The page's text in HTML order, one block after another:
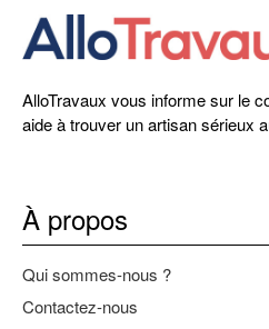
AlloTravaux vous informe sur le
aide à trouver un artisan sérieux
À propos
Qui sommes-nous ?
Contactez-nous